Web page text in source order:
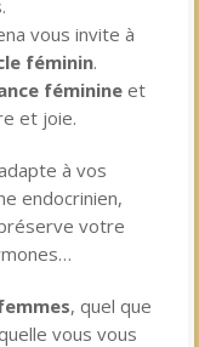
vous invite à
féminin.
féminineet
et joie.
à vos
endocrinien,
votre
, quel que
vous vous